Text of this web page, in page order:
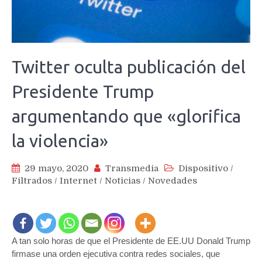
Twitter oculta publicación del
Presidente Trump
argumentando que «glorifica
la violencia»
29 mayo, 2020 Transmedia Dispositivo /
Filtrados / Internet / Noticias / Novedades
A tan solo horas de que el Presidente de EE.UU Donald Trump
firmase una orden ejecutiva contra redes sociales, que